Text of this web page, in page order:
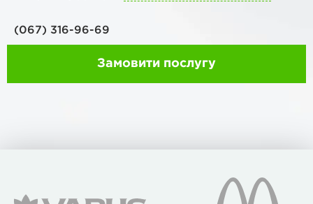
(067) 316-96-69
Замовити послугу